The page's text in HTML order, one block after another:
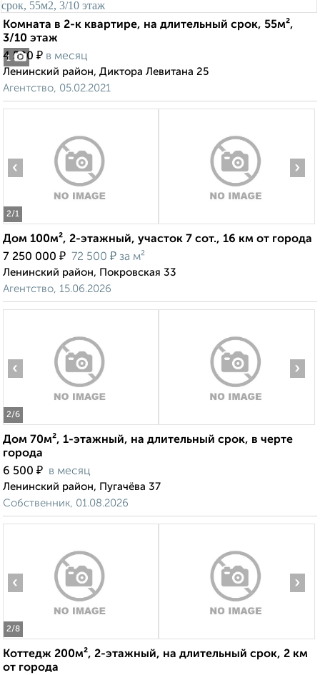
1
Комната в 2-к квартире, на длительный срок, 55м²,
3/10 этаж
4 500 ₽ в месяц
Ленинский район, Диктора Левитана 25
Агентство, 05.02.2021
2/1
‹ ›
Дом 100м², 2-этажный, участок 7 сот., 16 км от города
7 250 000 ₽ 72 500 ₽ за м²
Ленинский район, Покровская 33
Агентство, 15.06.2026
2/6
‹ ›
Дом 70м², 1-этажный, на длительный срок, в черте
города
6 500 ₽ в месяц
Ленинский район, Пугачёва 37
Собственник, 01.08.2026
2/8
‹ ›
Коттедж 200м², 2-этажный, на длительный срок, 2 км
от города